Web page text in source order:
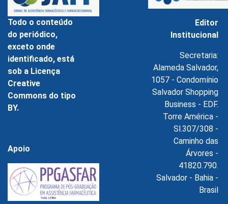
Todo o conteúdo
do periódico,
exceto onde
identificado, está
sob a Licença
Creative
Commons do tipo
BY.
Apoio
Editor
Institucional
Secretaria:
Alameda Salvador,
1057 - Condomínio
Salvador Shopping
Business - EDF.
Torre América -
Sl.307/308 -
Caminho das
Árvores -
41820.790.
Salvador - Bahia -
Brasil